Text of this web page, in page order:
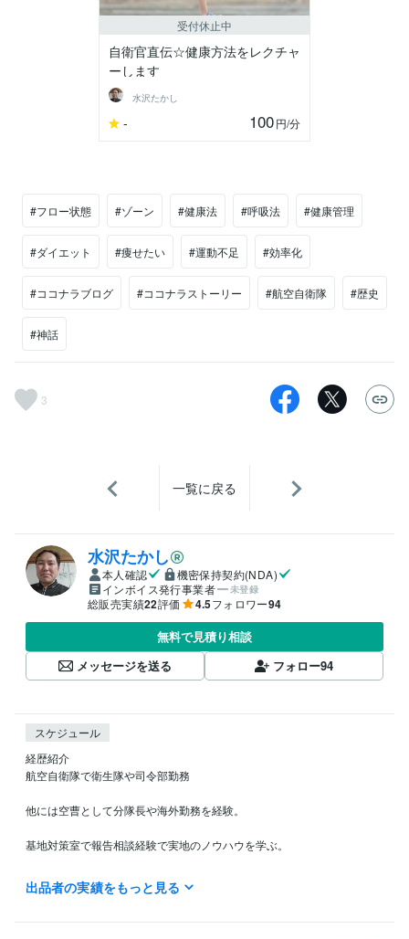
受付休止中
自衛官直伝☆健康方法をレクチャ
ーします
水沢たかし
- 100円/分
#フロー状態 #ゾーン #健康法 #呼吸法 #健康管理
#ダイエット #痩せたい #運動不足 #効率化
#ココナラブログ #ココナラストーリー #航空自衛隊 #歴史
#神話
3
一覧に戻る
水沢たかし
本人確認
機密保持契約(NDA)
インボイス発行事業者
未登録
総販売実績22評価 4.5フォロワー94
無料で見積り相談
メッセージを送る
フォロー94
スケジュール
経歴紹介
航空自衛隊で衛生隊や司令部勤務
他には空曹として分隊長や海外勤務を経験。
基地対策室で報告相談経験で実地のノウハウを学ぶ。
ライバーとして3カ月間のトークを通じてのお仕事に活かしています
出品者の実績をもっと見る